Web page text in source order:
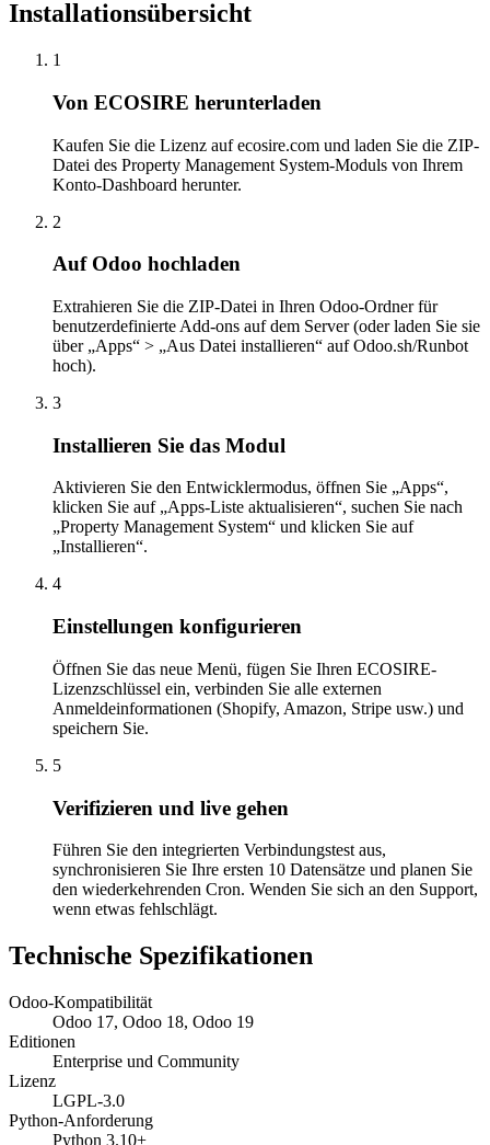
Installationsübersicht
1
Von ECOSIRE herunterladen
Kaufen Sie die Lizenz auf ecosire.com und laden Sie die ZIP-
Datei des Property Management System-Moduls von Ihrem
Konto-Dashboard herunter.
2
Auf Odoo hochladen
Extrahieren Sie die ZIP-Datei in Ihren Odoo-Ordner für
benutzerdefinierte Add-ons auf dem Server (oder laden Sie sie
über „Apps“ > „Aus Datei installieren“ auf Odoo.sh/Runbot
hoch).
3
Installieren Sie das Modul
Aktivieren Sie den Entwicklermodus, öffnen Sie „Apps“,
klicken Sie auf „Apps-Liste aktualisieren“, suchen Sie nach
„Property Management System“ und klicken Sie auf
„Installieren“.
4
Einstellungen konfigurieren
Öffnen Sie das neue Menü, fügen Sie Ihren ECOSIRE-
Lizenzschlüssel ein, verbinden Sie alle externen
Anmeldeinformationen (Shopify, Amazon, Stripe usw.) und
speichern Sie.
5
Verifizieren und live gehen
Führen Sie den integrierten Verbindungstest aus,
synchronisieren Sie Ihre ersten 10 Datensätze und planen Sie
den wiederkehrenden Cron. Wenden Sie sich an den Support,
wenn etwas fehlschlägt.
Technische Spezifikationen
Odoo-Kompatibilität
Odoo 17, Odoo 18, Odoo 19
Editionen
Enterprise und Community
Lizenz
LGPL-3.0
Python-Anforderung
Python 3.10+